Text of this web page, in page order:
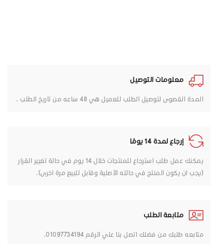
معلومات التوصيل
المدة القصوى لتوصيل الطلب للعميل هي 48 ساعه من تاريخ الطلب .
إرجاع لمدة 14 يومًا
يمكنك عمل طلب استرجاع للمنتجات خلال 14 يوم في حالة تغيير القرار
(يجب ان يكون المنتج في حالته الأصلية وقابل للبيع مرة اخرى).
متابعة الطلب
متابعه طلبك من فضلك اتصل بنا علي الرقم 01097734194.